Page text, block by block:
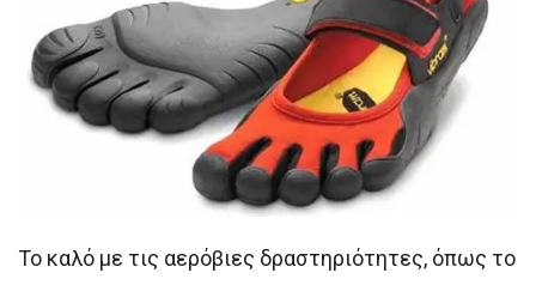
Το καλό με τις αερόβιες δραστηριότητες, όπως το